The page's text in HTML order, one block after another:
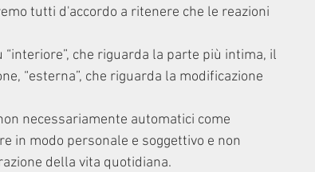
tutti d'accordo a ritenere che le reazioni
che riguarda la parte più intima, il
“esterna”, che riguarda la modificazione
necessariamente automatici come
in modo personale e soggettivo e non
della vita quotidiana.